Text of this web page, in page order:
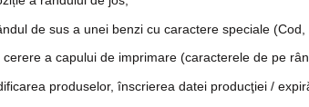
de sus a unei benzi cu caractere speciale
cerere a capului de imprimare (caracterele de pe
produselor, înscrierea datei producţiei / expir